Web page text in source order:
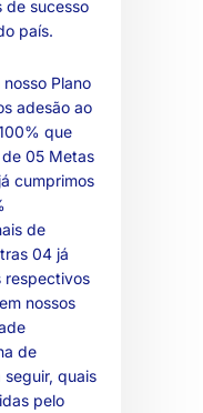
de sucesso
país.
Plano
adesão ao
que
05 Metas
cumprimos
de
04 já
respectivos
nossos
de
quais
pelo